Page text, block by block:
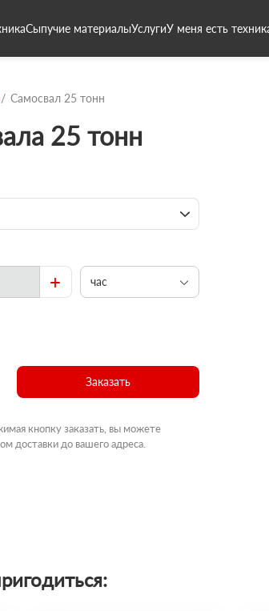
Сыпучие материалыУслугиУ меня есть
Самосвал 25 тонн
25 тонн
+ час
Заказать
кнопку заказать, вы можете
доставки до вашего адреса.